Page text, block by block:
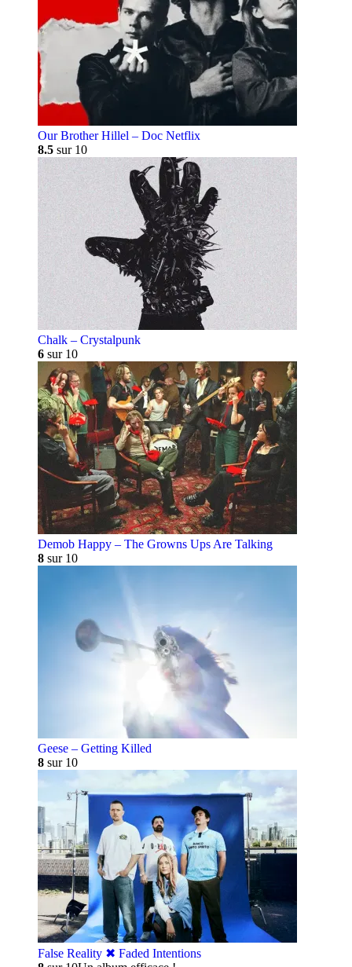
Our Brother Hillel – Doc Netflix
8.5 sur 10
Chalk – Crystalpunk
6 sur 10
Demob Happy – The Growns Ups Are Talking
8 sur 10
Geese – Getting Killed
8 sur 10
False Reality ✖︎ Faded Intentions